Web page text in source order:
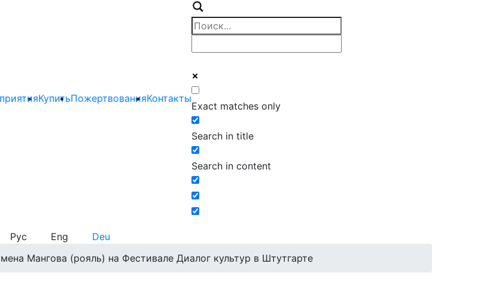
КупитьПожертвованияКонтакты
Exact matches only
Search in title
Search in content
Рус Eng
Deu
Мангова (рояль) на Фестивале Диалог культур в Штутгарте